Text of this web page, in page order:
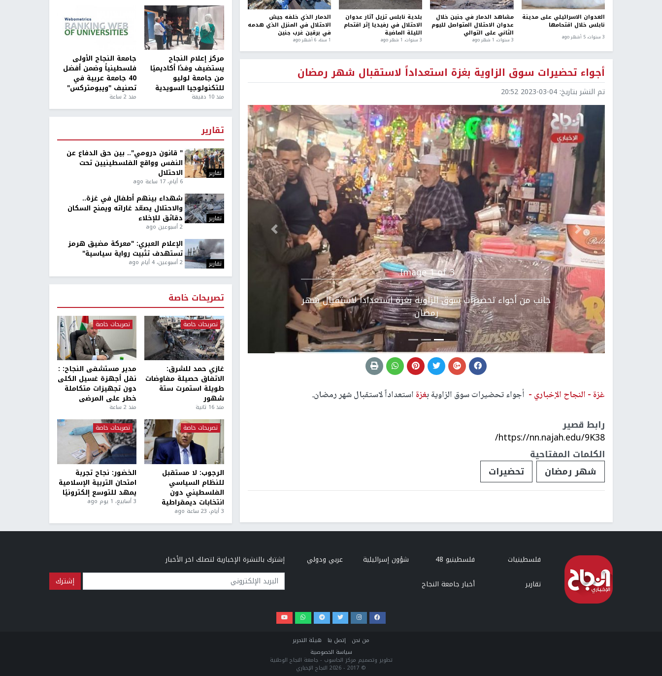
العدوان الاسرائيلي على مدينة
نابلس خلال اقتحامها
3 سنوات، 5 أشهر ago
مشاهد الدمار في جنين خلال
عدوان الاحتلال المتواصل لليوم
الثاني على التوالي
3 سنوات، 1 شهر ago
بلدية نابلس تزيل آثار عدوان
الاحتلال في رفيديا إثر اقتحام
الليلة الماضية
3 سنوات، 1 شهر ago
الدمار الذي خلفه جيش
الاحتلال في المنزل الذي هدمه
في برقين غرب جنين
1 سنة، 6 أشهر ago
أجواء تحضيرات سوق الزاوية بغزة استعداداً لاستقبال شهر رمضان
تم النشر بتاريخ: 2023-03-04 20:52
Image 1 of 3.
جانب من أجواء تحضيرات سوق الزاوية بغزة استعداداً لاستقبال شهر
رمضان
Previous التالي
غزة - النجاح الإخباري - أجواء تحضيرات سوق الزاوية بغزة استعداداً لاستقبال شهر رمضان.
رابط قصير
https://nn.najah.edu/9K38/
الكلمات المفتاحية
شهر رمضان
تحضيرات
مركز إعلام النجاح
يستضيف وفدًا أكاديميًا
من جامعة لوليو
للتكنولوجيا السويدية
منذ 10 دقيقة
جامعة النجاح الأولى
فلسطينياً وضمن أفضل
40 جامعة عربية في
تصنيف "ويبومتركس"
منذ 2 ساعة
تقارير
تقارير
" قانون درومي".. بين حق الدفاع عن
النفس وواقع الفلسطينيين تحت
الاحتلال
6 أيام، 17 ساعة ago
تقارير
شهداء بينهم أطفال في غزة..
والاحتلال يصعّد غاراته ويمنح السكان
دقائق للإخلاء
2 أسبوعين ago
تقارير
الإعلام العبري: "معركة مضيق هرمز
تستهدف تثبيت رواية سياسية"
2 أسبوعين، 4 أيام ago
تصريحات خاصة
تصريحات خاصة
غازي حمد للشرق:
الاتفاق حصيلة مفاوضات
طويلة استمرت ستة
شهور
منذ 16 ثانية
تصريحات خاصة
مدير مستشفى النجاح: :
نقل أجهزة غسيل الكلى
دون تجهيزات متكاملة
خطر على المرضى
منذ 2 ساعة
تصريحات خاصة
الرجوب: لا مستقبل
للنظام السياسي
الفلسطيني دون
انتخابات ديمقراطية
3 أيام، 23 ساعة ago
تصريحات خاصة
الخضور: نجاح تجربة
امتحان التربية الإسلامية
يمهد للتوسع إلكترونيًا
3 أسابيع، 1 يوم ago
فلسطينيات فلسطينيو 48 شؤون إسرائيلية
عربي ودولي
تقارير
أخبار جامعة النجاح
إشترك بالنشرة الإخبارية لتصلك اخر الأخبار
البريد الإلكتروني
من نحن إتصل بنا
هيئة التحرير
سياسة الخصوصية
تطوير وتصميم مركز الحاسوب - جامعة النجاح الوطنية
© 2017 - 2026 النجاح الإخباري